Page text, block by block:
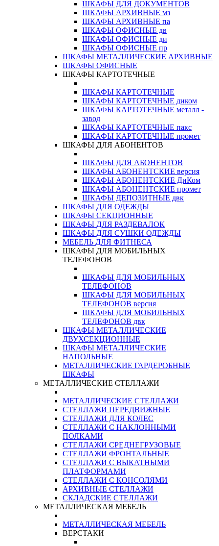
ШКАФЫ ДЛЯ ДОКУМЕНТОВ
ШКАФЫ АРХИВНЫЕ мз
ШКАФЫ АРХИВНЫЕ па
ШКАФЫ ОФИСНЫЕ дв
ШКАФЫ ОФИСНЫЕ ди
ШКАФЫ ОФИСНЫЕ пр
ШКАФЫ МЕТАЛЛИЧЕСКИЕ АРХИВНЫЕ
ШКАФЫ ОФИСНЫЕ
ШКАФЫ КАРТОТЕЧНЫЕ
ШКАФЫ КАРТОТЕЧНЫЕ
ШКАФЫ КАРТОТЕЧНЫЕ диком
ШКАФЫ КАРТОТЕЧНЫЕ металл -
завод
ШКАФЫ КАРТОТЕЧНЫЕ пакс
ШКАФЫ КАРТОТЕЧНЫЕ промет
ШКАФЫ ДЛЯ АБОНЕНТОВ
ШКАФЫ ДЛЯ АБОНЕНТОВ
ШКАФЫ АБОНЕНТСКИЕ версия
ШКАФЫ АБОНЕНТСКИЕ ДиКом
ШКАФЫ АБОНЕНТСКИЕ промет
ШКАФЫ ДЕПОЗИТНЫЕ двк
ШКАФЫ ДЛЯ ОДЕЖДЫ
ШКАФЫ СЕКЦИОННЫЕ
ШКАФЫ ДЛЯ РАЗДЕВАЛОК
ШКАФЫ ДЛЯ СУШКИ ОДЕЖДЫ
МЕБЕЛЬ ДЛЯ ФИТНЕСА
ШКАФЫ ДЛЯ МОБИЛЬНЫХ
ТЕЛЕФОНОВ
ШКАФЫ ДЛЯ МОБИЛЬНЫХ
ТЕЛЕФОНОВ
ШКАФЫ ДЛЯ МОБИЛЬНЫХ
ТЕЛЕФОНОВ версия
ШКАФЫ ДЛЯ МОБИЛЬНЫХ
ТЕЛЕФОНОВ двк
ШКАФЫ МЕТАЛЛИЧЕСКИЕ
ДВУХСЕКЦИОННЫЕ
ШКАФЫ МЕТАЛЛИЧЕСКИЕ
НАПОЛЬНЫЕ
МЕТАЛЛИЧЕСКИЕ ГАРДЕРОБНЫЕ
ШКАФЫ
МЕТАЛЛИЧЕСКИЕ СТЕЛЛАЖИ
МЕТАЛЛИЧЕСКИЕ СТЕЛЛАЖИ
СТЕЛЛАЖИ ПЕРЕДВИЖНЫЕ
СТЕЛЛАЖИ ДЛЯ КОЛЕС
СТЕЛЛАЖИ С НАКЛОННЫМИ
ПОЛКАМИ
СТЕЛЛАЖИ СРЕДНЕГРУЗОВЫЕ
СТЕЛЛАЖИ ФРОНТАЛЬНЫЕ
СТЕЛЛАЖИ С ВЫКАТНЫМИ
ПЛАТФОРМАМИ
СТЕЛЛАЖИ С КОНСОЛЯМИ
АРХИВНЫЕ СТЕЛЛАЖИ
СКЛАДСКИЕ СТЕЛЛАЖИ
МЕТАЛЛИЧЕСКАЯ МЕБЕЛЬ
МЕТАЛЛИЧЕСКАЯ МЕБЕЛЬ
ВЕРСТАКИ